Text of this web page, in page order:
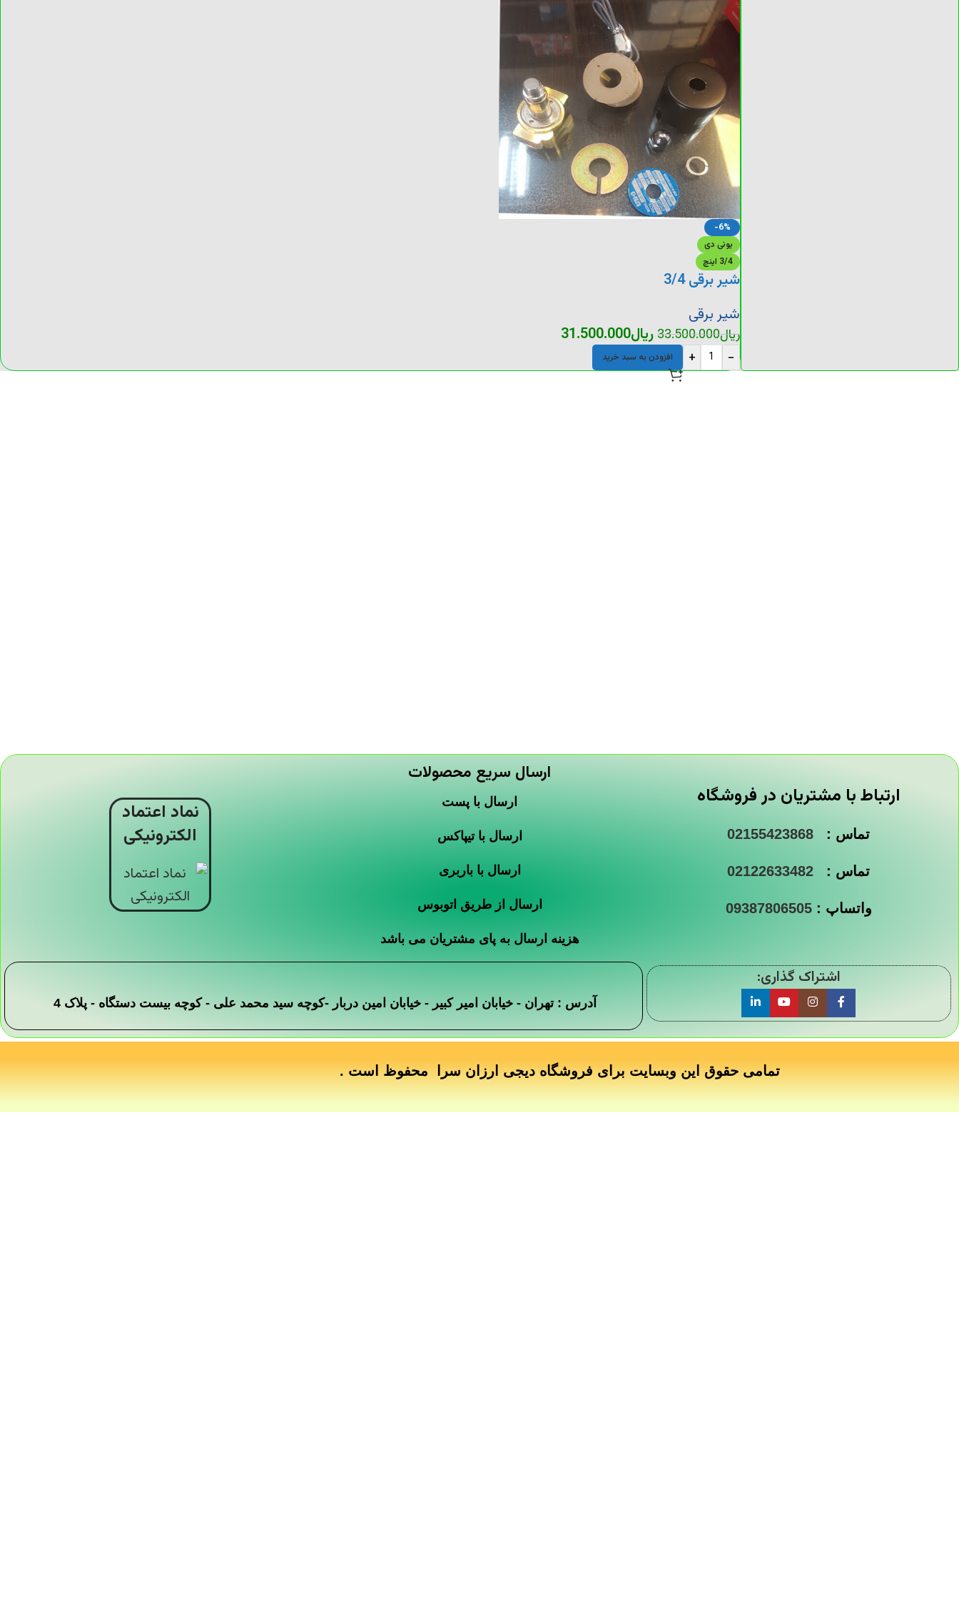
-6%
یونی دی
3/4 اینچ
شیر برقی 3/4
شیر برقی
ریال33.500.000ریال31.500.000
-
+ افزودن به سبد خرید
ارتباط با مشتریان در فروشگاه
تماس : 02155423868
تماس : 02122633482
واتساپ :09387806505
ارسال سریع محصولات
ارسال با پست
ارسال با تیپاکس
ارسال با باربری
ارسال از طریق اتوبوس
هزینه ارسال به پای مشتریان می باشد
نماد اعتماد
الکترونیکی
اشتراک گذاری:
آدرس : تهران - خیابان امیر کبیر - خیابان امین دربار -کوچه سید محمد علی - کوچه بیست دستگاه - پلاک 4
تمامی حقوق این وبسایت برای فروشگاه دیجی ارزان سرا محفوظ است .